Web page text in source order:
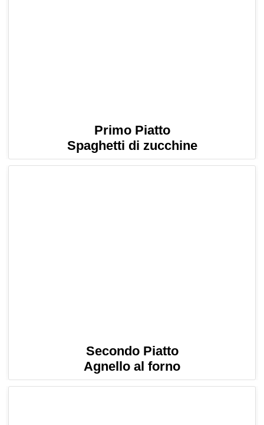
Primo Piatto
Spaghetti di zucchine
Secondo Piatto
Agnello al forno